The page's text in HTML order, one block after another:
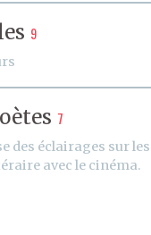
9
7
des éclairages sur les
avec le cinéma.